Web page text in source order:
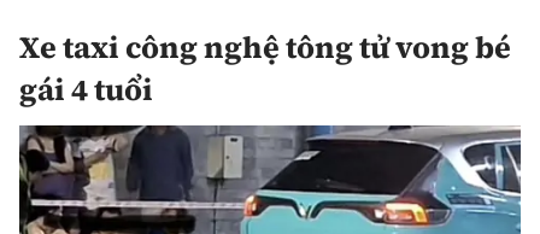
Xe taxi công nghệ tông tử vong bé
gái 4 tuổi